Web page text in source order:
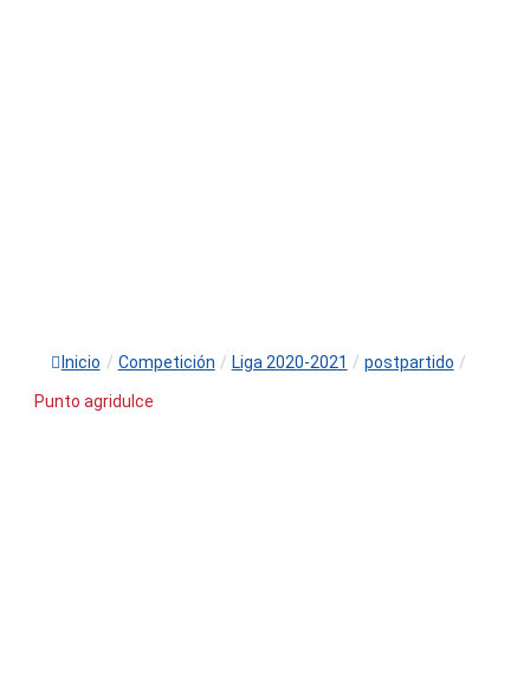
Inicio / Competición / Liga 2020-2021 / postpartido /
Punto agridulce